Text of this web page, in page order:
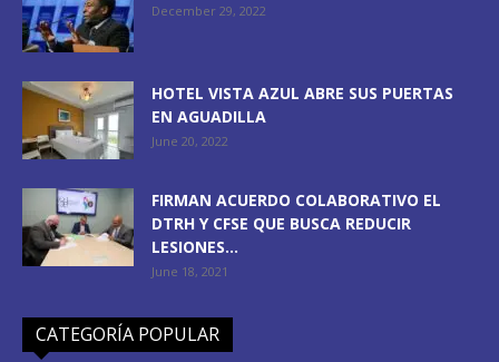
December 29, 2022
HOTEL VISTA AZUL ABRE SUS PUERTAS
EN AGUADILLA
June 20, 2022
FIRMAN ACUERDO COLABORATIVO EL
DTRH Y CFSE QUE BUSCA REDUCIR
LESIONES...
June 18, 2021
CATEGORÍA POPULAR